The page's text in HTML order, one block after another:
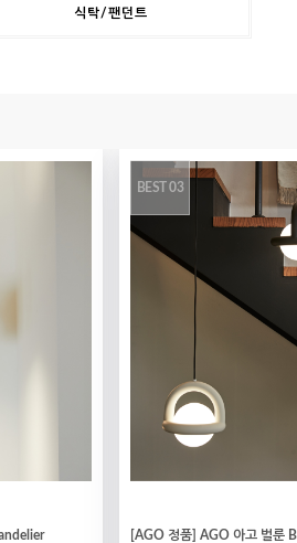
식탁/팬던트
BEST 03
[AGO 정품] AGO 아고 벌룬